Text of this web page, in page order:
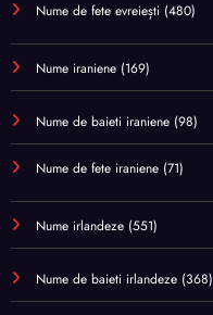
Nume de fete evreiești (480)
Nume iraniene (169)
Nume de baieti iraniene (98)
Nume de fete iraniene (71)
Nume irlandeze (551)
Nume de baieti irlandeze (368)